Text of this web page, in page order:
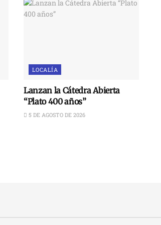
LOCALÍA
Lanzan la Cátedra Abierta
“Plato 400 años”
5 DE AGOSTO DE 2026